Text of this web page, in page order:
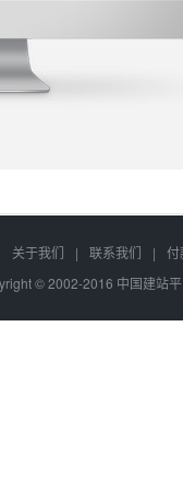
关于我们 | 联系我们 | 付
© 2002-2016 中国建站